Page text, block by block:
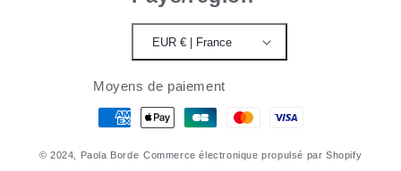
EUR € | France
Moyens de paiement
© 2024, Paola Borde Commerce électronique propulsé par Shopify